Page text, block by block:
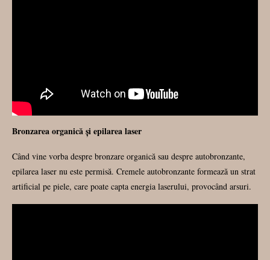
Bronzarea organică și epilarea laser
Când vine vorba despre bronzare organică sau despre autobronzante,
epilarea laser nu este permisă. Cremele autobronzante formează un strat
artificial pe piele, care poate capta energia laserului, provocând arsuri.